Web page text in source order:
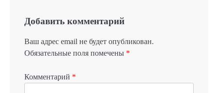
Добавить комментарий
Ваш адрес email не будет опубликован.
Обязательные поля помечены *
Комментарий *